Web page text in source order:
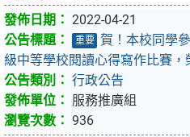
2022-04-21
重要 賀！本校同學
級中等學校閱讀心得寫作比賽，
行政公告
服務推廣組
936